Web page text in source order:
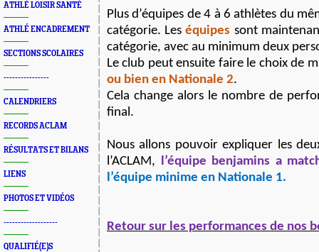
ATHLÉ LOISIR SANTÉ
ATHLÉ ENCADREMENT
SECTIONS SCOLAIRES
----------------
CALENDRIERS
RECORDS ACLAM
RÉSULTATS ET BILANS
LIENS
PHOTOS ET VIDÉOS
-------------------
QUALIFIÉ(E)S
Plus d’équipes de 4 à 6 athlètes du
catégorie. Leséquipes sont
catégorie, avec au minimum deux
Le club peut ensuite faire le choix de
ou bien en Nationale 2.
Cela change alors le nombre de
final.
Nous allons pouvoir expliquer les
l’ACLAM, l’équipe benjamins a
l’équipe minime en Nationale 1.
Retour sur les performances de nos